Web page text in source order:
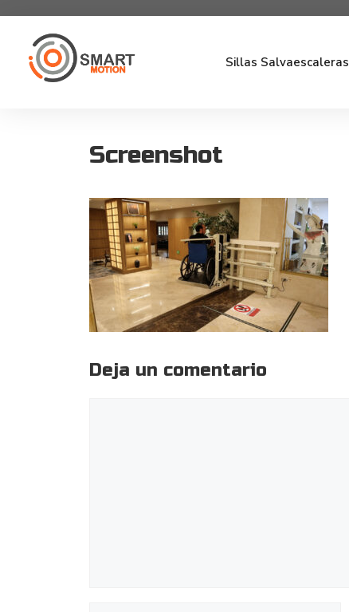
Sillas Salvaescaleras
Screenshot
Deja un comentario